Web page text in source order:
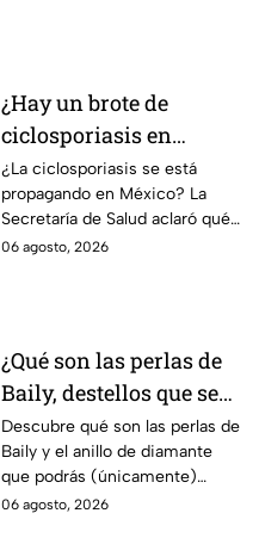
¿Hay un brote de
ciclosporiasis en
México? Salud rompe
el silencio tras 33 casos
detectados
¿La ciclosporiasis se está
propagando en México? La
Secretaría de Salud aclaró qué
ocurre tras la detección de 33
06 agosto, 2026
¿Qué son las perlas de
Baily, destellos que se
podrán ver
ÚNICAMENTE durante
el eclipse solar 2026 del
12 de agosto?
Descubre qué son las perlas de
Baily y el anillo de diamante
que podrás (únicamente)
observar durante el eclipse
06 agosto, 2026